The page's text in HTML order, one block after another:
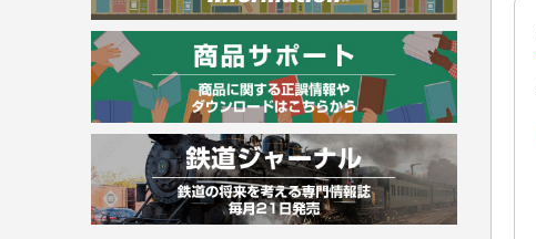
その他資格試験